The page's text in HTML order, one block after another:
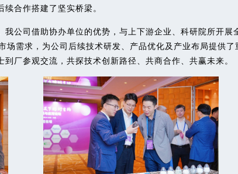
合作搭建了坚实桥梁。
公司借助协办单位的优势，与上下游企业、科研院所开展
需求，为公司后续技术研发、产品优化及产业布局提供了
厂参观交流，共探技术创新路径、共商合作、共赢未来。